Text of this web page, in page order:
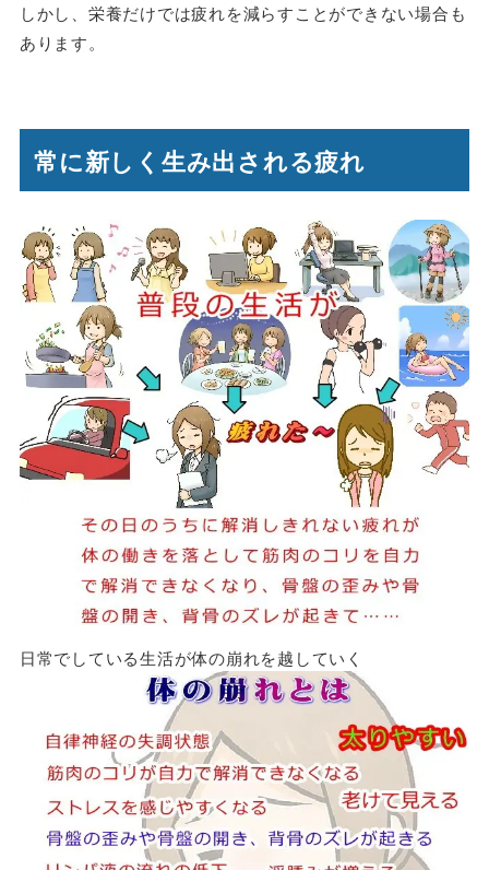
しかし、栄養だけでは疲れを減らすことができない場合も
あります。
常に新しく生み出される疲れ
日常でしている生活が体の崩れを越していく